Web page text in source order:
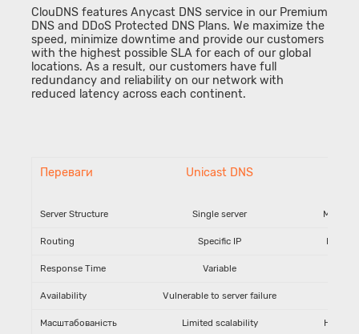
ClouDNS features Anycast DNS service in our Premium
DNS and DDoS Protected DNS Plans. We maximize the
speed, minimize downtime and provide our customers
with the highest possible SLA for each of our global
locations. As a result, our customers have full
redundancy and reliability on our network with
reduced latency across each continent.
Переваги Unicast DNS
Server Structure Single server Multiple
Routing Specific IP
Response Time Variable
Availability Vulnerable to server failure
Масштабованість Limited scalability Highly